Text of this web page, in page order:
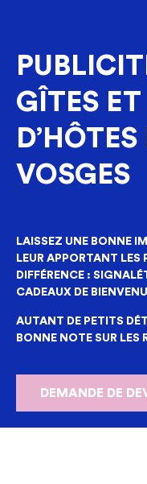
GÎTES
VOSGES
LAISSEZ UNE BONNE
LEUR APPORTANT
DIFFÉRENCE :
CADEAUX DE
AUTANT DE PETITS
BONNE NOTE SUR LES
DEMANDE DE